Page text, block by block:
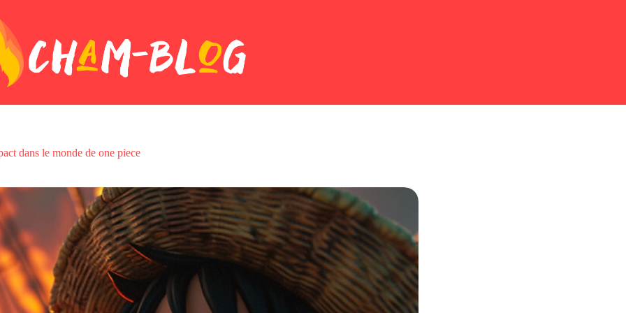
dans le monde de one piece